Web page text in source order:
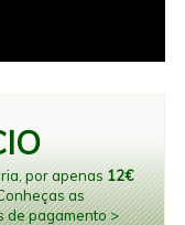
por apenas 12€
as
de pagamento >